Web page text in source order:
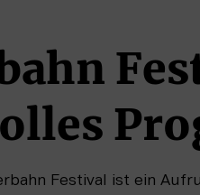
Festival ist ein